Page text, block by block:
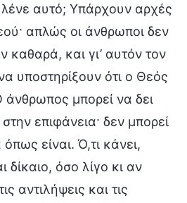
λένε αυτό; Υπάρχουν αρχές
απλώς οι άνθρωποι δεν
καθαρά, και γι’ αυτόν τον
υποστηρίξουν ότι ο Θεός
άνθρωπος μπορεί να δει
επιφάνεια· δεν μπορεί
είναι. Ό,τι κάνει,
δίκαιο, όσο λίγο κι αν
αντιλήψεις και τις